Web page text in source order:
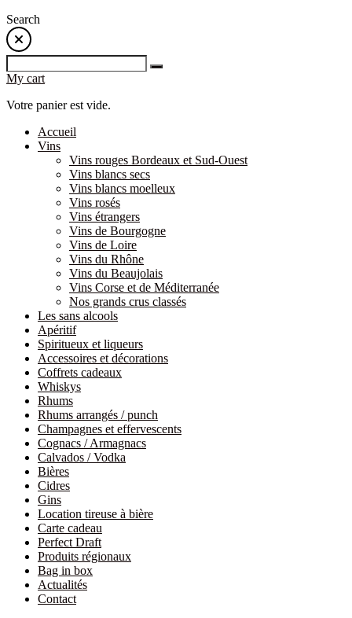
Search
My cart
Votre panier est vide.
Accueil
Vins
Vins rouges Bordeaux et Sud-Ouest
Vins blancs secs
Vins blancs moelleux
Vins rosés
Vins étrangers
Vins de Bourgogne
Vins de Loire
Vins du Rhône
Vins du Beaujolais
Vins Corse et de Méditerranée
Nos grands crus classés
Les sans alcools
Apéritif
Spiritueux et liqueurs
Accessoires et décorations
Coffrets cadeaux
Whiskys
Rhums
Rhums arrangés / punch
Champagnes et effervescents
Cognacs / Armagnacs
Calvados / Vodka
Bières
Cidres
Gins
Location tireuse à bière
Carte cadeau
Perfect Draft
Produits régionaux
Bag in box
Actualités
Contact